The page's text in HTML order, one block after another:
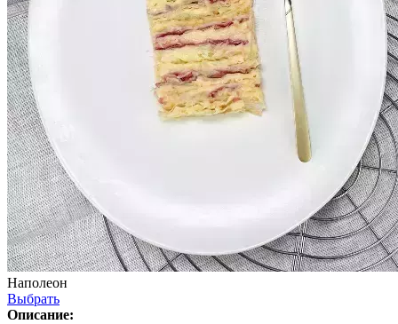
Наполеон
Выбрать
Описание: